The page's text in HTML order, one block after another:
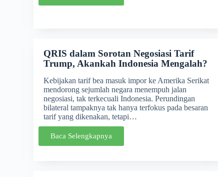
QRIS dalam Sorotan Negosiasi Tarif
Trump, Akankah Indonesia Mengalah?
Kebijakan tarif bea masuk impor ke Amerika Serikat
mendorong sejumlah negara menempuh jalan
negosiasi, tak terkecuali Indonesia. Perundingan
bilateral tampaknya tak hanya terfokus pada besaran
tarif yang dikenakan, tetapi…
Baca Selengkapnya